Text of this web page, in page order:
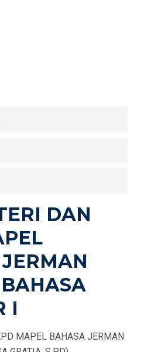
DAN
I
MAPEL BAHASA JERMAN